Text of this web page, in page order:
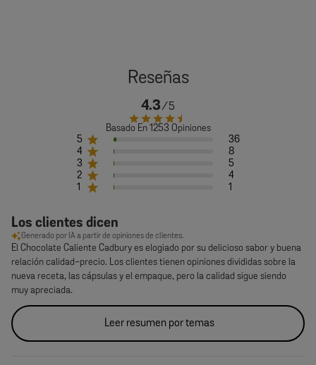
4.3
Basado En 1253 Opiniones
5
36
4
8
3
5
2
4
1
1
Los clientes dicen
Generado por IA a partir de opiniones de clientes.
El Chocolate Caliente Cadbury es elogiado por su delicioso sabor y buena
relación calidad-precio. Los clientes tienen opiniones divididas sobre la
nueva receta, las cápsulas y el empaque, pero la calidad sigue siendo
muy apreciada.
Leer resumen por temas